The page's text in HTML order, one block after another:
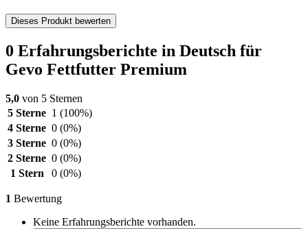
Dieses Produkt bewerten
0 Erfahrungsberichte in Deutsch für
Gevo Fettfutter Premium
5,0 von 5 Sternen
5 Sterne 1 (100%)
4 Sterne 0 (0%)
3 Sterne 0 (0%)
2 Sterne 0 (0%)
1 Stern
0 (0%)
1 Bewertung
Keine Erfahrungsberichte vorhanden.